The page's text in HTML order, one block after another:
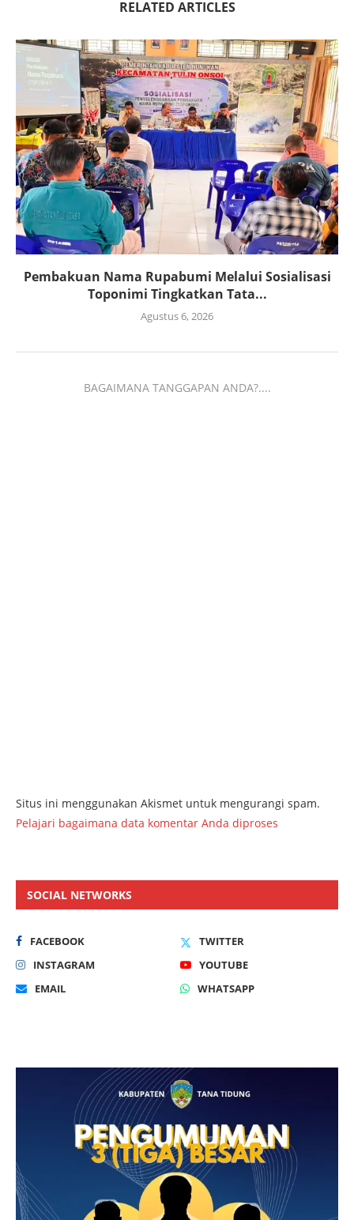
RELATED ARTICLES
Pembakuan Nama Rupabumi Melalui Sosialisasi
Toponimi Tingkatkan Tata...
Agustus 6, 2026
BAGAIMANA TANGGAPAN ANDA?....
Situs ini menggunakan Akismet untuk mengurangi spam.
Pelajari bagaimana data komentar Anda diproses
SOCIAL NETWORKS
FACEBOOK
TWITTER
INSTAGRAM
YOUTUBE
EMAIL
WHATSAPP